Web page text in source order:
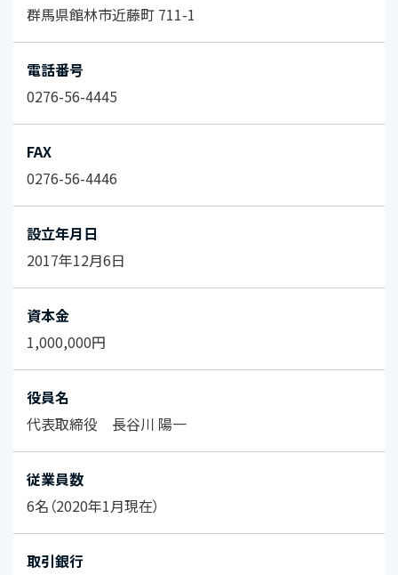
群馬県館林市近藤町 711-1
電話番号
0276-56-4445
FAX
0276-56-4446
設立年月日
2017年12月6日
資本金
1,000,000円
役員名
代表取締役 長谷川 陽一
従業員数
6名（2020年1月現在）
取引銀行